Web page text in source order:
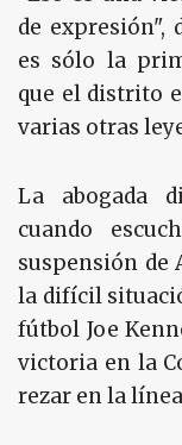
de expresión",
es sólo la
que el distrito
varias otras
La abogada
cuando
suspensión de
la difícil
fútbol Joe
victoria en la
rezar en la